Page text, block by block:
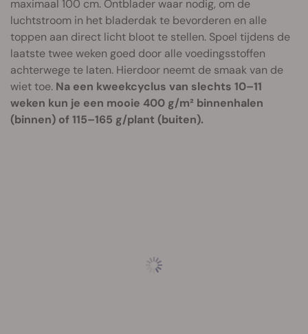
maximaal 100 cm. Ontblader waar nodig, om de
luchtstroom in het bladerdak te bevorderen en alle
toppen aan direct licht bloot te stellen. Spoel tijdens de
laatste twee weken goed door alle voedingsstoffen
achterwege te laten. Hierdoor neemt de smaak van de
wiet toe. Na een kweekcyclus van slechts 10–11
weken kun je een mooie 400 g/m² binnenhalen
(binnen) of 115–165 g/plant (buiten).